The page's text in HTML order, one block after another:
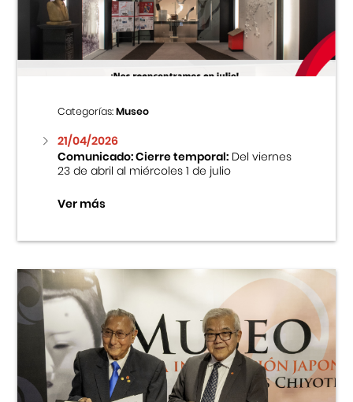
Centro Cultural Peruano Japonés
Museo de la Inmigración Japonesa
Fondo Editorial
Teatro Peruano Japonés
Categorías:Museo
21/04/2026
Comunicado: Cierre temporal:Del viernes
23 de abril al miércoles 1 de julio
Ver más